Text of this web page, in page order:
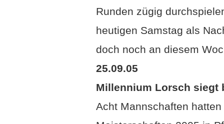
Runden zügig
heutigen Samstag als
doch noch an diesem
25.09.05
Millennium Lorsch siegt
Acht Mannschaften